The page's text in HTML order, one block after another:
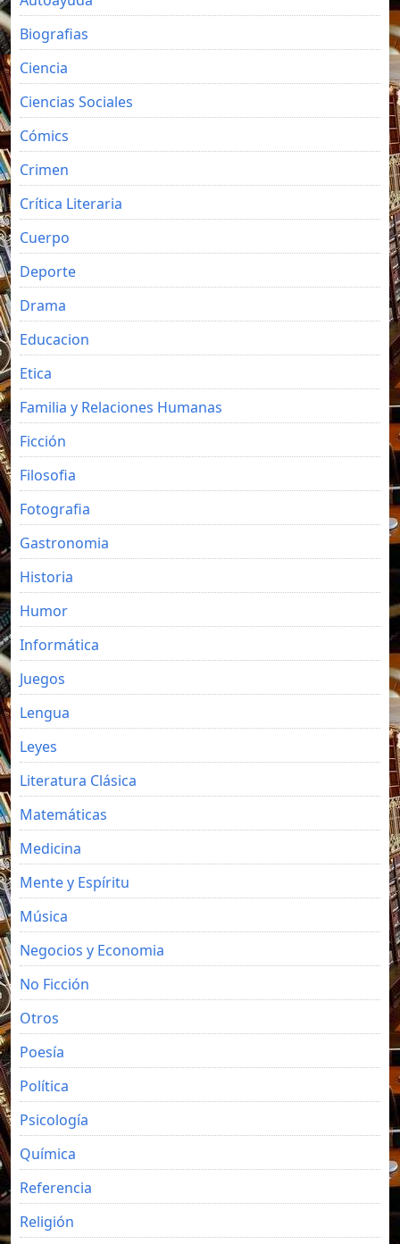
Biografias
Ciencia
Ciencias Sociales
Cómics
Crimen
Crítica Literaria
Cuerpo
Deporte
Drama
Educacion
Etica
Familia y Relaciones Humanas
Ficción
Filosofia
Fotografia
Gastronomia
Historia
Humor
Informática
Juegos
Lengua
Leyes
Literatura Clásica
Matemáticas
Medicina
Mente y Espíritu
Música
Negocios y Economia
No Ficción
Otros
Poesía
Política
Psicología
Química
Referencia
Religión